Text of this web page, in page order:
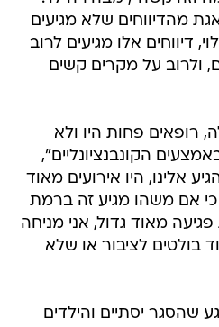
מהדיווחים שלא מגיעים
דיווחים אלו מגיעים לרוב
ולרוב על מקרים קשים
רופאים פחות היו ולא
הקונבנציונליים",
אלינו, היו אירועים מאוד
אם משהו מגיע זה ברמת
מאוד גדול, אני מניחה
בולטים לציבור או שלא
שהסגר יסתיים והילדים